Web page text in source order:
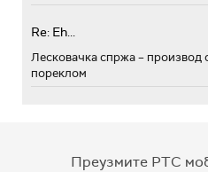
Re: Eh...
Лесковачка спржа – производ
пореклом
Преузмите РТС